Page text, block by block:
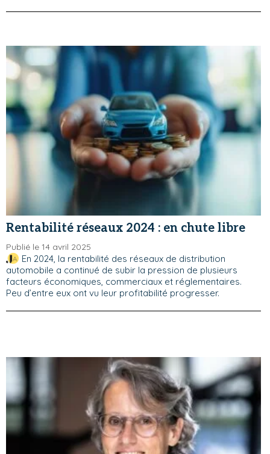
Rentabilité réseaux 2024 : en chute libre
Publié le 14 avril 2025
En 2024, la rentabilité des réseaux de distribution
automobile a continué de subir la pression de plusieurs
facteurs économiques, commerciaux et réglementaires.
Peu d’entre eux ont vu leur profitabilité progresser.